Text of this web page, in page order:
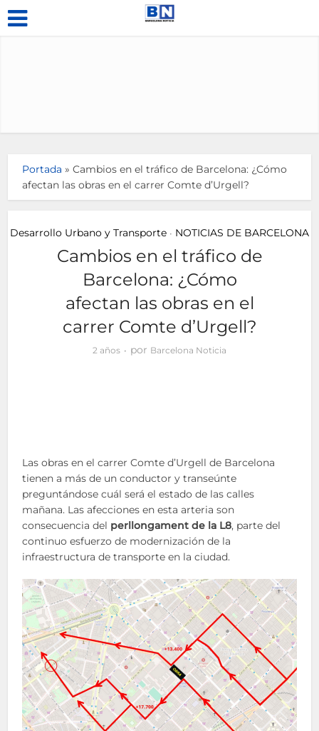
Portada »Cambios en el tráfico de Barcelona: ¿Cómo
afectan las obras en el carrer Comte d’Urgell?
Desarrollo Urbano y Transporte • NOTICIAS DE BARCELONA
Cambios en el tráfico de
Barcelona: ¿Cómo
afectan las obras en el
carrer Comte d’Urgell?
2 años por Barcelona Noticia
Las obras en el carrer Comte d’Urgell de Barcelona
tienen a más de un conductor y transeúnte
preguntándose cuál será el estado de las calles
mañana. Las afecciones en esta arteria son
consecuencia del perllongament de la L8, parte del
continuo esfuerzo de modernización de la
infraestructura de transporte en la ciudad.